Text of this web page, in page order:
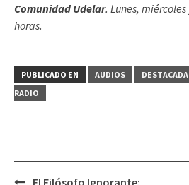
Comunidad Udelar. Lunes,
horas.
PUBLICADO EN AUDIOS
RADIO
El Filósofo Ignorante: